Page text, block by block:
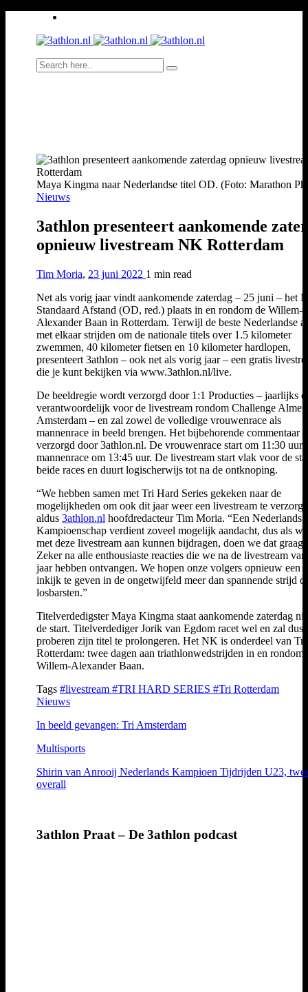
Maya Kingma naar Nederlandse titel OD. (Foto: Marathon
Nieuws
3athlon presenteert aankomende
opnieuw livestream NK Rotterdam
Tim Moria, 23 juni 2022 1 min read
Net als vorig jaar vindt aankomende zaterdag – 25 juni – het
Standaard Afstand (OD, red.) plaats in en rondom de Willem-
Alexander Baan in Rotterdam. Terwijl de beste Nederlandse
met elkaar strijden om de nationale titels over 1.5 kilometer
zwemmen, 40 kilometer fietsen en 10 kilometer hardlopen,
presenteert 3athlon – ook net als vorig jaar – een gratis
die je kunt bekijken via www.3athlon.nl/live.
De beeldregie wordt verzorgd door 1:1 Producties – jaarlijks
verantwoordelijk voor de livestream rondom Challenge
Amsterdam – en zal zowel de volledige vrouwenrace als
mannenrace in beeld brengen. Het bijbehorende commentaar
verzorgd door 3athlon.nl. De vrouwenrace start om 11:30 uur
mannenrace om 13:45 uur. De livestream start vlak voor de
beide races en duurt logischerwijs tot na de ontknoping.
“We hebben samen met Tri Hard Series gekeken naar de
mogelijkheden om ook dit jaar weer een livestream te
aldus 3athlon.nl hoofdredacteur Tim Moria. “Een Nederlands
Kampioenschap verdient zoveel mogelijk aandacht, dus als
met deze livestream aan kunnen bijdragen, doen we dat graag.
Zeker na alle enthousiaste reacties die we na de livestream
jaar hebben ontvangen. We hopen onze volgers opnieuw een
inkijk te geven in de ongetwijfeld meer dan spannende strijd
losbarsten.”
Titelverdedigster Maya Kingma staat aankomende zaterdag
de start. Titelverdediger Jorik van Egdom racet wel en zal dus
proberen zijn titel te prolongeren. Het NK is onderdeel van Tri
Rotterdam: twee dagen aan triathlonwedstrijden in en rondom
Willem-Alexander Baan.
Tags #livestream #TRI HARD SERIES #Tri Rotterdam
Nieuws
In beeld gevangen: Tri Amsterdam
Multisports
Shirin van Anrooij Nederlands Kampioen Tijdrijden U23,
overall
3athlon Praat – De 3athlon podcast